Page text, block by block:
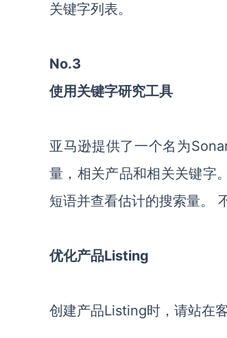
关键字列表。
No.3
使用关键字研究工具
亚马逊提供了一个名为
量，相关产品和相关关键字
短语并查看估计的搜索量。
优化产品Listing
创建产品Listing时，请站在